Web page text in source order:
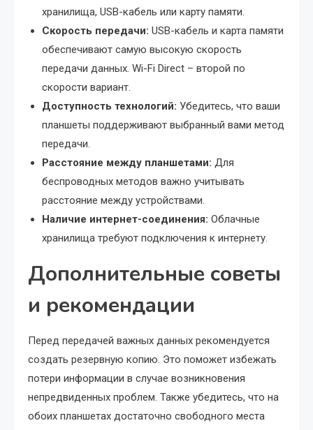
хранилища, USB-кабель или карту памяти.
Скорость передачи: USB-кабель и карта памяти
обеспечивают самую высокую скорость
передачи данных. Wi-Fi Direct – второй по
скорости вариант.
Доступность технологий: Убедитесь, что ваши
планшеты поддерживают выбранный вами метод
передачи.
Расстояние между планшетами: Для
беспроводных методов важно учитывать
расстояние между устройствами.
Наличие интернет-соединения: Облачные
хранилища требуют подключения к интернету.
Дополнительные советы
и рекомендации
Перед передачей важных данных рекомендуется
создать резервную копию. Это поможет избежать
потери информации в случае возникновения
непредвиденных проблем. Также убедитесь, что на
обоих планшетах достаточно свободного места